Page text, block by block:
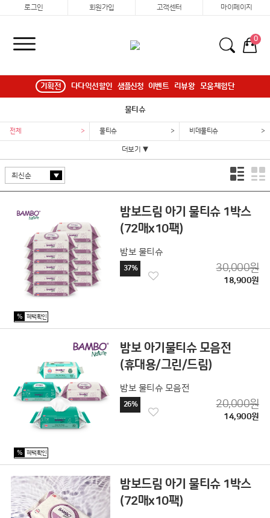
로그인 회원가입 고객센터 마이페이지
0
기획전 다다익선할인 샘플신청 이벤트 리뷰왕 모움체험단
물티슈
전체 > 물티슈 > 비데물티슈 >
더보기 ▼
밤보드림 아기 물티슈 1박스
(72매x10팩)
밤보 물티슈
37% 30,000원
18,900원
% 혜택확인
밤보 아기물티슈 모음전
(휴대용/그린/드림)
밤보 물티슈 모음전
26% 20,000원
14,900원
% 혜택확인
밤보드림 아기 물티슈 1박스
(72매x10팩)